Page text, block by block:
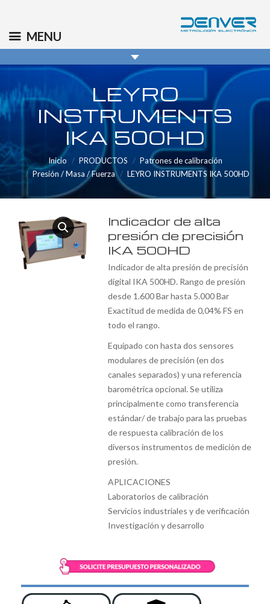
info@denver.es
LEYRO
INSTRUMENTS
IKA 500HD
Inicio PRODUCTOS
Patrones de calibración
Presión / Masa / Fuerza
LEYRO INSTRUMENTS IKA 500HD
Indicador de alta
presión de precisión
IKA 500HD
Indicador de alta presión de precisión
digital IKA 500HD. Rango de presión
desde 1.600 Bar hasta 5.000 Bar
Exactitud de medida de 0,04% FS en
todo el rango.
Equipado con hasta dos sensores
modulares de precisión (en dos
canales separados) y una referencia
barométrica opcional. Se utiliza
principalmente como transferencia
estándar/ de trabajo para las pruebas
de respuesta calibración de los
diversos instrumentos de medición de
presión.
APLICACIONES
Laboratorios de calibración
Servicios industriales y de verificación
Investigación y desarrollo
MENU